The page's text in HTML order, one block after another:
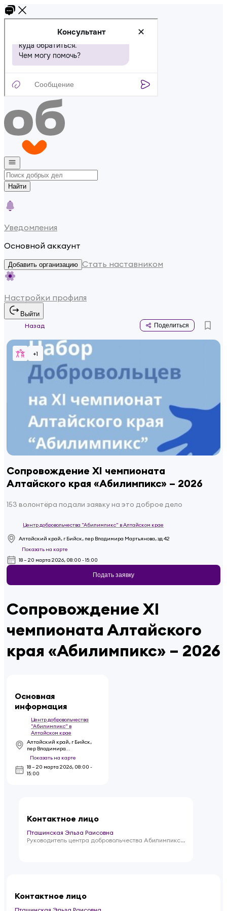
Найти
Уведомления
Основной аккаунт
Добавить организацию Стать наставником
Настройки профиля
Выйти
Назад
Поделиться
+1
Сопровождение XI чемпионата
Алтайского края «Абилимпикс» – 2026
153 волонтёра подали заявку на это доброе дело
Центр добровольчества "Абилимпикс" в Алтайском крае
Алтайский край, г Бийск, пер Владимира Мартьянова, зд 42
Показать на карте
18 – 20 марта 2026, 08:00 - 15:00
Подать заявку
Сопровождение XI
чемпионата Алтайского
края «Абилимпикс» – 2026
Основная
информация
Центр добровольчества
"Абилимпикс" в
Алтайском крае
Алтайский край, г Бийск,
пер Владимира
Мартьянова, зд 42
Показать на карте
18 – 20 марта 2026, 08:00 -
15:00
Контактное лицо
Пташинская Эльза Раисовна
Руководитель центра добровольчества Абилимпикс в
Контактное лицо